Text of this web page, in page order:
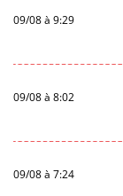
09/08 à 9:29
09/08 à 8:02
09/08 à 7:24